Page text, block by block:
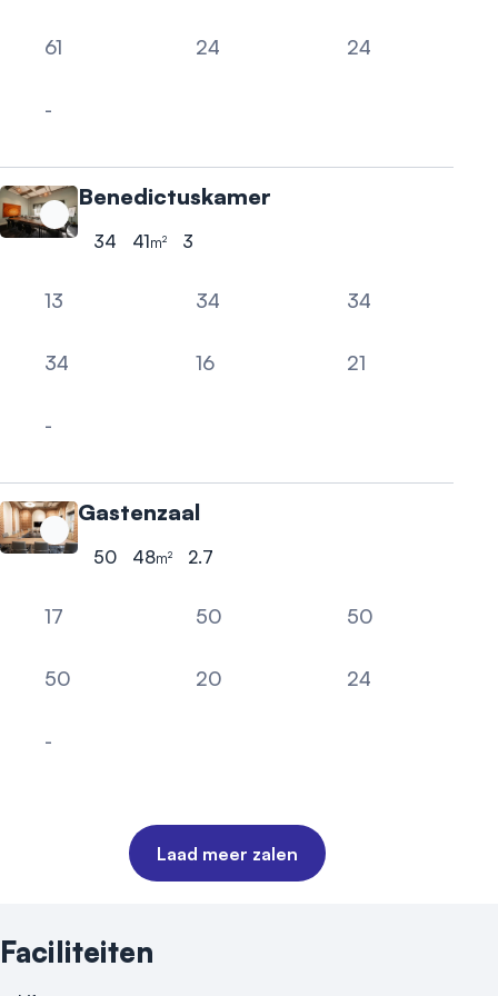
Theater
61 24 Cabaret
24
-
Benedictuskamer
Hoogste aantal personen
34
Oppervlakte
41m²
Hoogte
3
U-vorm
13 34 nader te bepalen - zie
34
Theater34 16 Cabaret
21
-
Gastenzaal
Hoogste aantal personen
50
Oppervlakte
48m²
Hoogte
2.7
U-vorm
17 50 nader te bepalen - zie
50
Theater50 20 Cabaret
24
-
Laad meer zalen
Faciliteiten